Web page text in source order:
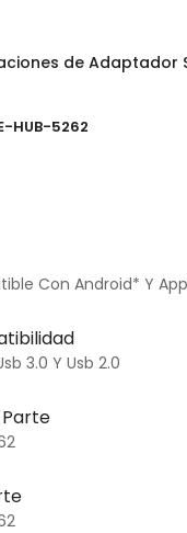
de Adaptador
HUB-5262
Con Android* Y
3.0 Y Usb 2.0
Parte